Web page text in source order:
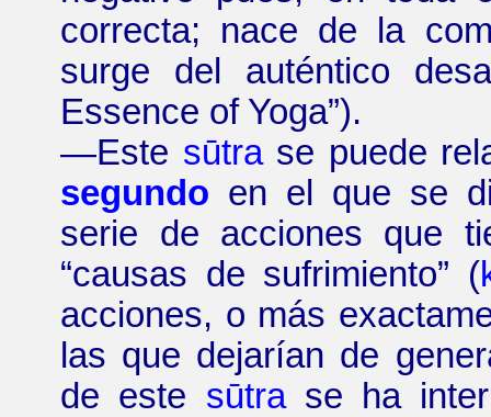
correcta; nace de la
surge del auténtico
Essence of Yoga”).
—Este sūtrase puede
segundo en el que se
serie de acciones que
“causas de sufrimiento” (
acciones, o más
las que dejarían de
de este sūtrase ha